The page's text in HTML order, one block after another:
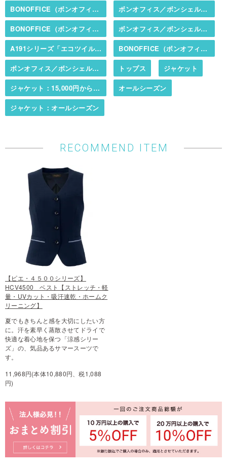
BONOFFICE（ボンオフィス）／BONCIERGE（ボンシェルジュ） ボンオフィス／ボンシェルジュ春夏カタログ掲載商品
BONOFFICE（ボンオフィス）／BONCIERGE（ボンシェルジュ） ボンオフィス／ボンシェルジュ春夏カタログ掲載商品
A191シリーズ「エコツイルニット」（オールシーズン・ニット・エコ商品） BONOFFICE（ボンオフィス）／BONCIERGE（ボンシェルジュ）
ボンオフィス／ボンシェルジュ秋冬カタログ掲載商品 トップス ジャケット
ジャケット：15,000円から20,000まで オールシーズン
ジャケット：オールシーズン
RECOMMEND ITEM
【ピエ・４５００シリーズ】
HCV4500 ベスト【ストレッチ・軽
量・UVカット・吸汗速乾・ホームク
リーニング】
夏でもきちんと感を大切にしたい方
に。汗を素早く蒸散させてドライで
快適な着心地を保つ「涼感シリー
ズ」の、気品あるサマースーツで
す。
11,968円(本体10,880円、税1,088
円)